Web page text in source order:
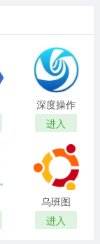
深度操作
系统
进入
乌班图
Linux系统
进入